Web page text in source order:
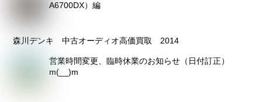
A6700DX）編
森川デンキ 中古オーディオ高価買取 2014
営業時間変更、臨時休業のお知らせ（日付訂正）
m(__)m